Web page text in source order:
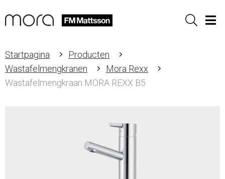
Sök
Startpagina
Producten
Wastafelmengkranen
Mora Rexx
Wastafelmengkraan MORA REXX B5